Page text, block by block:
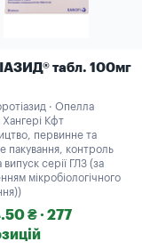
табл. 100мг
· Опелла
Кфт
первинне та
пакування, контроль
випуск серії ГЛЗ (за
мікробіологічного
₴ · 277